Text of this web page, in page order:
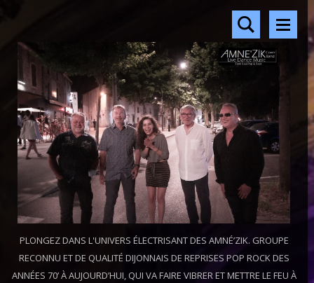
PLONGEZ DANS L'UNIVERS ÉLECTRISANT DES AMNÉ’ZIK. GROUPE
RECONNU ET DE QUALITÉ DIJONNAIS DE REPRISES POP ROCK DES
ANNÉES 70’ À AUJOURD’HUI, QUI VA FAIRE VIBRER ET METTRE LE FEU À